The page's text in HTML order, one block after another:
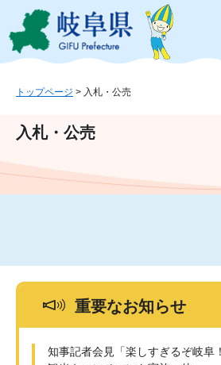
ジ
ュ
文
このページの本文へ
トップページ > 入札・公売
入札・公売
重要なお知らせ
知事記者会見「楽しすぎるぞ岐阜